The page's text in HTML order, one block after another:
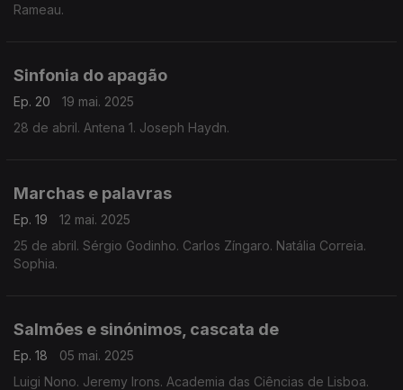
Rameau.
Sinfonia do apagão
Ep. 20
19 mai. 2025
28 de abril. Antena 1. Joseph Haydn.
Marchas e palavras
Ep. 19
12 mai. 2025
25 de abril. Sérgio Godinho. Carlos Zíngaro. Natália Correia.
Sophia.
Salmões e sinónimos, cascata de
Ep. 18
05 mai. 2025
Luigi Nono. Jeremy Irons. Academia das Ciências de Lisboa.